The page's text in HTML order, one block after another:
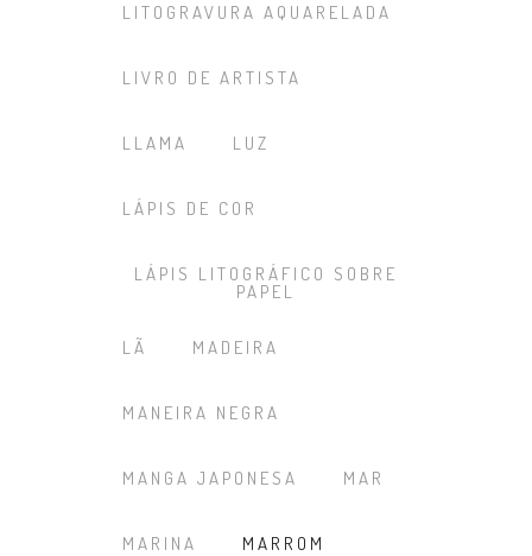
LITOGRAVURA AQUARELADA
LIVRO DE ARTISTA
LLAMA LUZ
LÁPIS DE COR
LÁPIS LITOGRÁFICO SOBRE
PAPEL
LÃ MADEIRA
MANEIRA NEGRA
MANGA JAPONESA MAR
MARINA MARROM